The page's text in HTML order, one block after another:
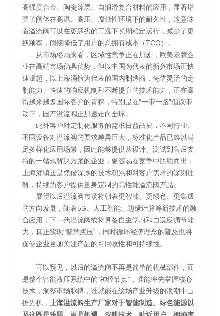
高强度合金、陶瓷涂层、自润滑复合材料的应用，显著增
强了阀体在高温、高压、腐蚀性环境下的耐久性，这意味
着溢流阀可以在更恶劣的工况下长期稳定运行，减少了更
换频率，间接降低了用户的总拥有成本（TCO）。
从市场格局来看，区域性竞争正在加剧，欧美老牌企
业在高端市场仍具优势，但以中国为代表的新兴市场正快
速崛起，以上海涌镇为代表的国内制造商，凭借灵活的定
制能力、快速的响应机制和不断提升的技术能力，正在赢
得越来越多国际客户的青睐，特别是在“一带一路”倡议带
动下，国产溢流阀正加速走向全球。
此外客户对定制化服务的需求日益凸显，不同行业、
不同设备对溢流阀的要求差异巨大，标准化产品已难以满
足多样化应用场景，因此能够提供从设计、测试到售后支
持的一站式解决方案的企业，更容易在竞争中脱颖而出，
上海涌镇正是凭借深厚的技术积累和对客户需求的深刻理
解，持续为客户提供量身定制的高性能溢流阀产品。
展望以后溢流阀市场将朝着更智能、更绿色、更集成
的方向发展，随着5G、人工智能、边缘计算等新技术的融
合应用，下一代溢流阀或将具备自主学习和自适应调节能
力，真正实现“智慧液压”，同时循环经济理念的普及也将
促使企业更加关注产品的可回收性和可持续性。
可以预见，以后的溢流阀不再是简单的机械部件，而
是整个智能液压系统中的“神经节点”，谁能率先掌握核心
技术，洞察市场脉搏，谁就能在这场产业升级的浪潮中占
据先机，
上海溢流阀生产厂家对于智能制造、绿色能源以
及这既是难题，更是机遇，深耕技术、贴近用户、拥抱变